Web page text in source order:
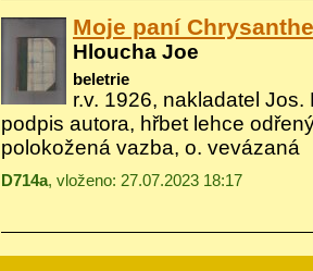
Moje paní
Hloucha Joe
beletrie
r.v. 1926, nakladatel Jos.
podpis autora, hřbet lehce
polokožená vazba, o. vevázaná
D714a, vloženo: 27.07.2023 18:17